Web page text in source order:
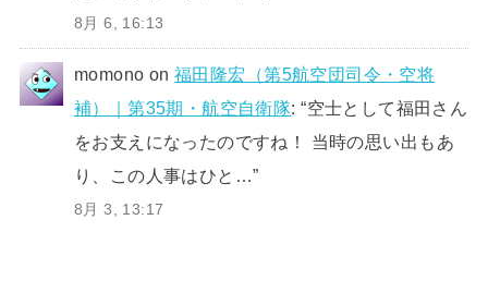
8月 6, 16:13
momono on福田隆宏（第5航空団司令・空将
補）｜第35期・航空自衛隊: “空士として福田さん
をお支えになったのですね！ 当時の思い出もあ
り、この人事はひと…”
8月 3, 13:17